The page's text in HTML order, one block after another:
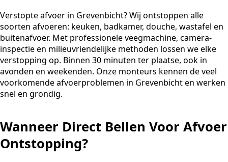
Verstopte afvoer in Grevenbicht? Wij ontstoppen alle
soorten afvoeren: keuken, badkamer, douche, wastafel en
buitenafvoer. Met professionele veegmachine, camera-
inspectie en milieuvriendelijke methoden lossen we elke
verstopping op. Binnen 30 minuten ter plaatse, ook in
avonden en weekenden. Onze monteurs kennen de veel
voorkomende afvoerproblemen in Grevenbicht en werken
snel en grondig.
Wanneer Direct Bellen Voor Afvoer
Ontstopping?